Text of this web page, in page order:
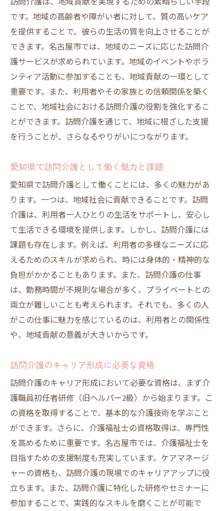
です。地域の高齢者や障がい者に対して、質の高いケア
を提供することで、彼らの生活の質を向上させることが
できます。名古屋市では、地域のニーズに応じた訪問介
護サービスが求められています。地域のイベントやボラ
ンティア活動に参加することも、地域貢献の一環として
重要です。また、利用者やその家族との信頼関係を築く
ことで、地域社会における訪問介護の役割を強化するこ
とができます。訪問介護を通じて、地域に根ざした支援
を行うことが、さらなるやりがいにつながります。
愛知県で訪問介護として働く魅力と課題
愛知県で訪問介護として働くことには、多くの魅力があ
ります。一つは、地域社会に貢献できることです。訪問
介護は、利用者一人ひとりの生活をサポートし、安心し
て生活できる環境を提供します。しかし、訪問介護には
課題も存在します。例えば、利用者の多様なニーズに応
えるためのスキルが求められ、時には身体的・精神的な
負担がかかることもあります。また、訪問介護の仕事
は、勤務時間が不規則な場合が多く、プライベートとの
両立が難しいことも考えられます。それでも、多くの人
がこの仕事に魅力を感じているのは、利用者との関係性
や、地域貢献の意義が大きいからです。
訪問介護のキャリア形成に必要な資格
訪問介護のキャリア形成において必要な資格は、まず介
護職員初任者研修（旧ヘルパー2級）から始まります。こ
の資格を取得することで、基本的な介護技術を学ぶこと
ができます。さらに、介護福祉士の資格取得は、専門性
を高めるために重要です。名古屋市では、介護福祉士を
目指すための支援制度も充実しています。ケアマネージ
ャーの資格も、訪問介護の現場でのキャリアアップに役
立ちます。また、訪問介護に特化した研修やセミナーに
参加することで、実践的なスキルを磨くことが可能で